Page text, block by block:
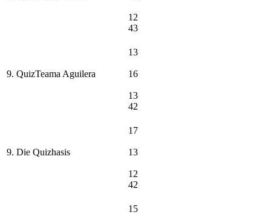
12
43
9. QuizTeama Aguilera
13
16
13
42
9. Die Quizhasis
17
13
12
42
15